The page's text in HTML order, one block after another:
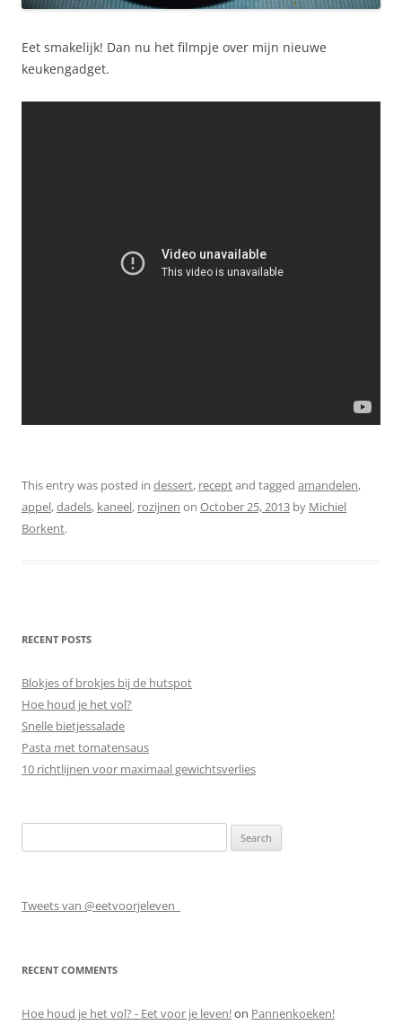
Eet smakelijk! Dan nu het filmpje over mijn nieuwe
keukengadget.
This entry was posted in dessert, receptand tagged amandelen,
appel,dadels, kaneel, rozijnen on October 25, 2013 by Michiel
Borkent.
RECENT POSTS
Blokjes of brokjes bij de hutspot
Hoe houd je het vol?
Snelle bietjessalade
Pasta met tomatensaus
10 richtlijnen voor maximaal gewichtsverlies
for:
Tweets van @eetvoorjeleven_
RECENT COMMENTS
Hoe houd je het vol? - Eet voor je leven!on Pannenkoeken!